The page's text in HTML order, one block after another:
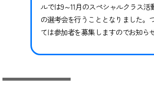
ルでは9～11月のスペシャルクラス活
の選考会を行うこととなりました。
ては参加者を募集しますのでお知ら
継続ではありませんので、必ずお申
参加いただけなかった場合、対象期間